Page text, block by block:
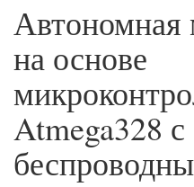
Автономная
на основе
Atmega328 с